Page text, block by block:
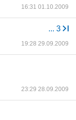
16:31 01.10.2009
... 3
19:28 29.09.2009
23:29 28.09.2009